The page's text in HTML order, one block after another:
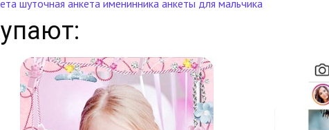
шуточная анкета именинника анкеты для мальчика